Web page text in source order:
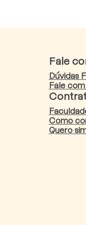
Fale
Dúvidas
Fale
Como
Quero